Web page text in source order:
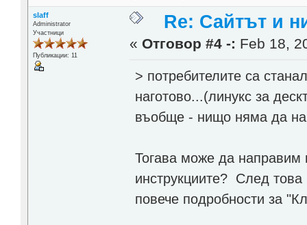
slaff
Administrator
Участници
Публикации: 11
Re: Сайтът и
« Отговор #4 -: Feb 18,
> потребителите са
наготово...(линукс за
въобще - нищо няма да
Тогава може да
инструкциите? След
повече подробности за